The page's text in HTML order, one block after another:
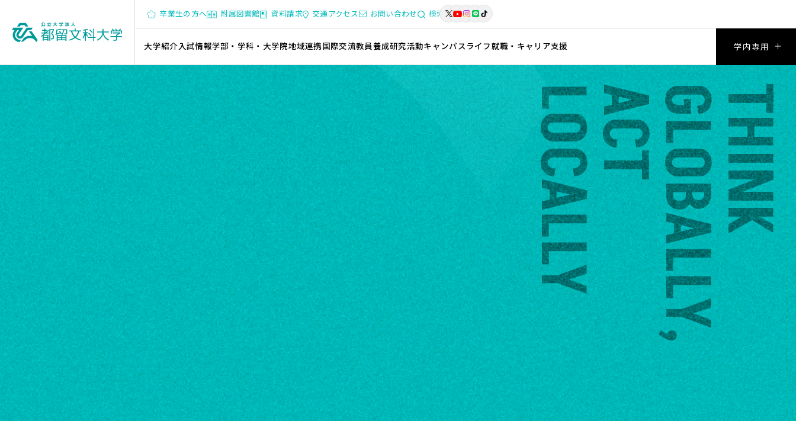
卒業生の方へ 附属図書館 資料請求 交通アクセス お問い合わせ 検索
大学紹介入試情報学部・学科・大学院地域連携国際交流教員養成研究活動キャンパスライフ就職・キャリア支援 学内専用
THINK
GLOBALLY,
ACT
LOCALLY